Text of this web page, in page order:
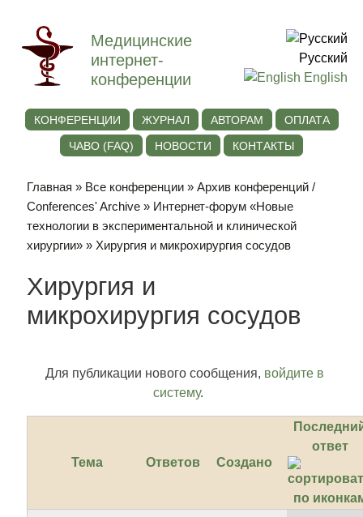
Медицинские
интернет-
конференции
Русский
English
КОНФЕРЕНЦИИ ЖУРНАЛ АВТОРАМ
ОПЛАТА
ЧАВО (FAQ)
НОВОСТИ КОНТАКТЫ
Главная » Все конференции »Архив конференций /
Conferences' Archive » Интернет-форум «Новые
технологии в экспериментальной и клинической
хирургии» » Хирургия и микрохирургия сосудов
Хирургия и
микрохирургия сосудов
Для публикации нового сообщения, войдите в
систему.
Тема Ответов Создано
ответ